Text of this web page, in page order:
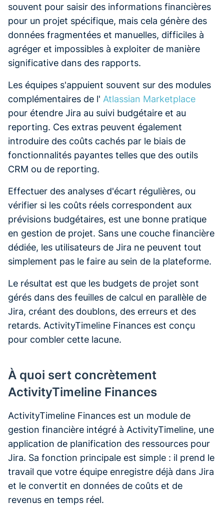
souvent pour saisir des informations financières
pour un projet spécifique, mais cela génère des
données fragmentées et manuelles, difficiles à
agréger et impossibles à exploiter de manière
significative dans des rapports.
Les équipes s'appuient souvent sur des modules
complémentaires de l' Atlassian Marketplace
pour étendre Jira au suivi budgétaire et au
reporting. Ces extras peuvent également
introduire des coûts cachés par le biais de
fonctionnalités payantes telles que des outils
CRM ou de reporting.
Effectuer des analyses d'écart régulières, ou
vérifier si les coûts réels correspondent aux
prévisions budgétaires, est une bonne pratique
en gestion de projet. Sans une couche financière
dédiée, les utilisateurs de Jira ne peuvent tout
simplement pas le faire au sein de la plateforme.
Le résultat est que les budgets de projet sont
gérés dans des feuilles de calcul en parallèle de
Jira, créant des doublons, des erreurs et des
retards. ActivityTimeline Finances est conçu
pour combler cette lacune.
À quoi sert concrètement
ActivityTimeline Finances
ActivityTimeline Finances est un module de
gestion financière intégré à ActivityTimeline, une
application de planification des ressources pour
Jira. Sa fonction principale est simple : il prend le
travail que votre équipe enregistre déjà dans Jira
et le convertit en données de coûts et de
revenus en temps réel.